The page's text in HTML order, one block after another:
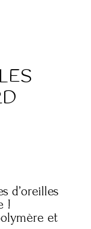
d’oreilles
!
et